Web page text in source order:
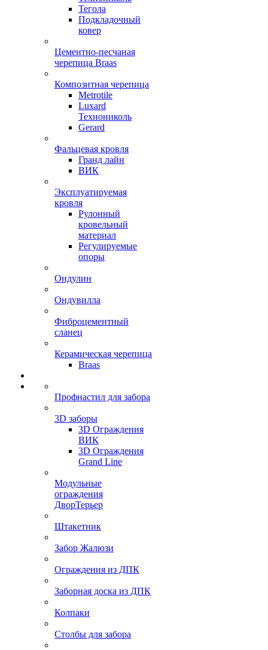
Тегола
Подкладочный
ковер
Цементно-песчаная
черепица Braas
Композитная черепица
Metrotile
Luxard
Технониколь
Gerard
Фальцевая кровля
Гранд лайн
ВИК
Эксплуатируемая
кровля
Рулонный
кровельный
материал
Регулируемые
опоры
Ондулин
Ондувилла
Фиброцементный
сланец
Керамическая черепица
Braas
Профнастил для забора
3D заборы
3D Ограждения
ВИК
3D Ограждения
Grand Line
Модульные
ограждения
ДворТерьер
Штакетник
Забор Жалюзи
Ограждения из ДПК
Заборная доска из ДПК
Колпаки
Столбы для забора